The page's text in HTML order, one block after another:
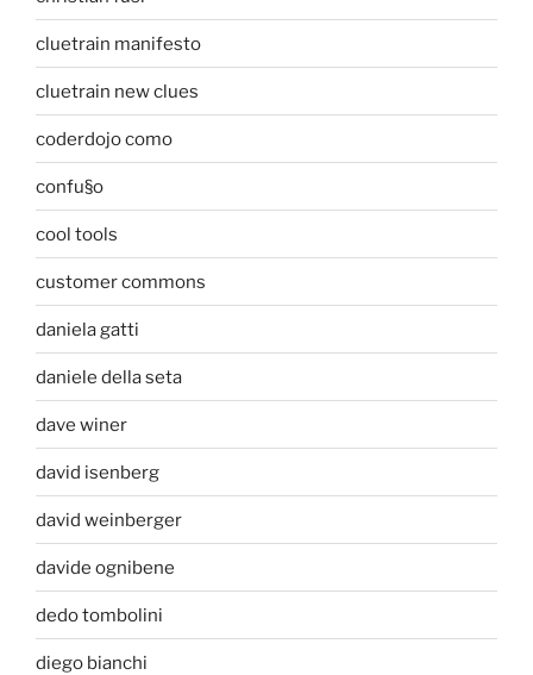
cluetrain manifesto
cluetrain new clues
coderdojo como
confu§o
cool tools
customer commons
daniela gatti
daniele della seta
dave winer
david isenberg
david weinberger
davide ognibene
dedo tombolini
diego bianchi